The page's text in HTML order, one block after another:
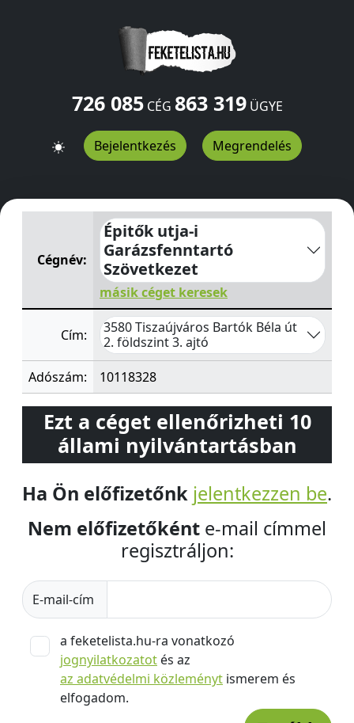
726 085CÉG 863 319ÜGYE
Bejelentkezés Megrendelés
Épitők utja-i Garázsfenntartó SzövetkezetBartók Béla
Cégnév:
Épitők utja-i
Garázsfenntartó
Szövetkezet
másik céget keresek
Cím:
3580 Tiszaújváros Bartók Béla út
2. földszint 3. ajtó
Adószám:
10118328
Ezt a céget ellenőrizheti 10
állami nyilvántartásban
Ha Ön előfizetőnk jelentkezzen be.
Nem előfizetőként e-mail címmel
regisztráljon:
E-mail-cím
a feketelista.hu-ra vonatkozó
jognyilatkozatot és az
az adatvédelmi közleményt ismerem és
elfogadom.